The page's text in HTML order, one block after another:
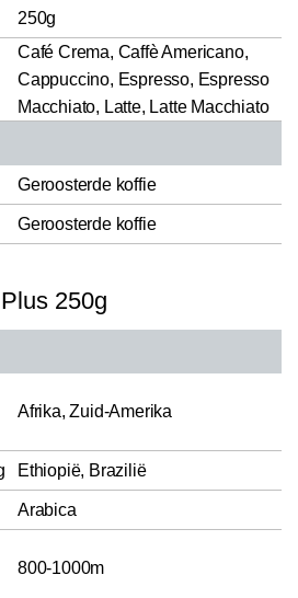
250g
Café Crema, Caffè Americano,
Cappuccino, Espresso, Espresso
Macchiato, Latte, Latte Macchiato
Geroosterde koffie
Geroosterde koffie
250g
Afrika, Zuid-Amerika
Ethiopië, Brazilië
Arabica
800-1000m